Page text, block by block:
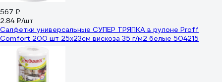
567 ₽
2.84 ₽/шт
Салфетки универсальные СУПЕР ТРЯПКА в рулоне Proff
Comfort 200 шт 25х23см вискоза 35 г/м2 белые 504215